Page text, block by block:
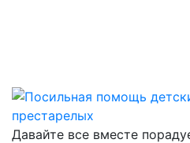
Давайте все вместе